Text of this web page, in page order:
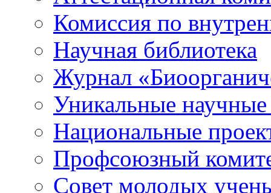
Комиссия по
Научная библиотека
Журнал
Уникальные научные
Национальные
Профсоюзный
Совет молодых